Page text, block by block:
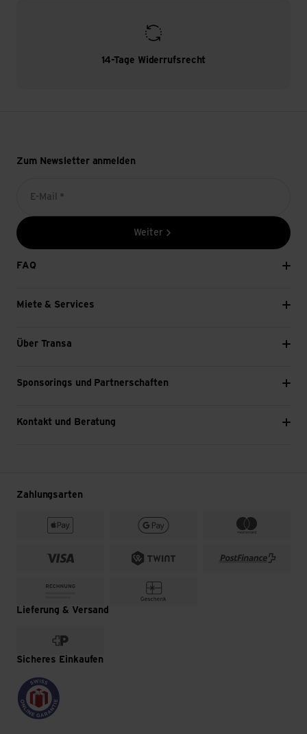
14-Tage Widerrufsrecht
Zum Newsletter anmelden
E-Mail *
Weiter
FAQ
Miete & Services
Über Transa
Sponsorings und Partnerschaften
Kontakt und Beratung
Zahlungsarten
Lieferung & Versand
Sicheres Einkaufen